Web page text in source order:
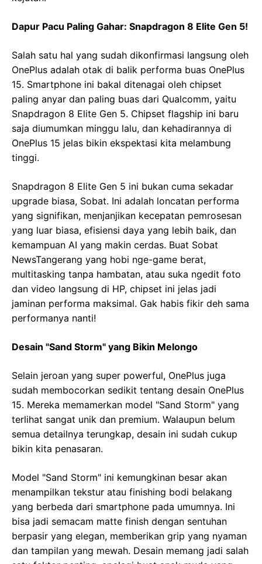
Dapur Pacu Paling Gahar: Snapdragon 8 Elite Gen 5!
Salah satu hal yang sudah dikonfirmasi langsung oleh
OnePlus adalah otak di balik performa buas OnePlus
15. Smartphone ini bakal ditenagai oleh chipset
paling anyar dan paling buas dari Qualcomm, yaitu
Snapdragon 8 Elite Gen 5. Chipset flagship ini baru
saja diumumkan minggu lalu, dan kehadirannya di
OnePlus 15 jelas bikin ekspektasi kita melambung
tinggi.
Snapdragon 8 Elite Gen 5 ini bukan cuma sekadar
upgrade biasa, Sobat. Ini adalah loncatan performa
yang signifikan, menjanjikan kecepatan pemrosesan
yang luar biasa, efisiensi daya yang lebih baik, dan
kemampuan AI yang makin cerdas. Buat Sobat
NewsTangerang yang hobi nge-game berat,
multitasking tanpa hambatan, atau suka ngedit foto
dan video langsung di HP, chipset ini jelas jadi
jaminan performa maksimal. Gak habis fikir deh sama
performanya nanti!
Desain "Sand Storm" yang Bikin Melongo
Selain jeroan yang super powerful, OnePlus juga
sudah membocorkan sedikit tentang desain OnePlus
15. Mereka memamerkan model "Sand Storm" yang
terlihat sangat unik dan premium. Walaupun belum
semua detailnya terungkap, desain ini sudah cukup
bikin kita penasaran.
Model "Sand Storm" ini kemungkinan besar akan
menampilkan tekstur atau finishing bodi belakang
yang berbeda dari smartphone pada umumnya. Ini
bisa jadi semacam matte finish dengan sentuhan
berpasir yang elegan, memberikan grip yang nyaman
dan tampilan yang mewah. Desain memang jadi salah